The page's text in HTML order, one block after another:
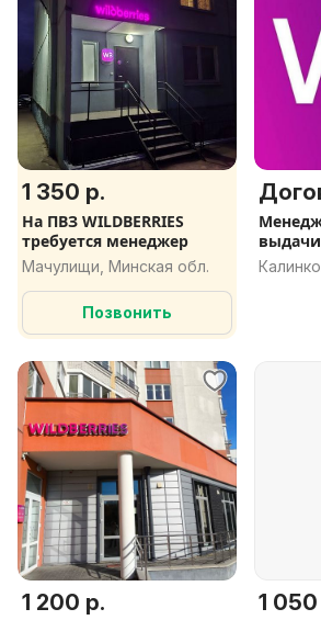
1 350 р.
На ПВЗ WILDBERRIES
требуется менеджер
Мачулищи, Минская обл.
Позвонить
выдачи
1 200 р. 1 050